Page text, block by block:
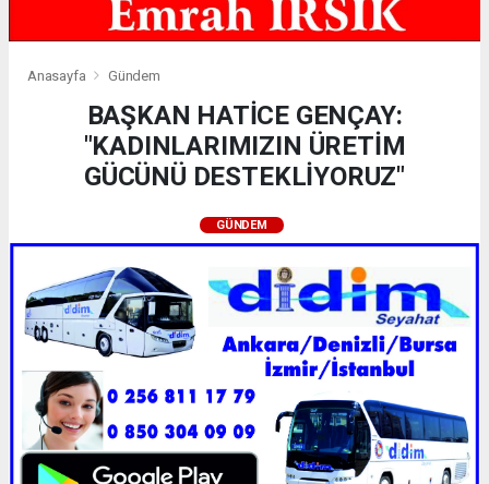
Anasayfa Gündem
BAŞKAN HATİCE GENÇAY:
"KADINLARIMIZIN ÜRETİM
GÜCÜNÜ DESTEKLİYORUZ"
GÜNDEM